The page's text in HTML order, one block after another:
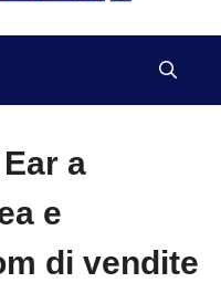
a
e
di vendite